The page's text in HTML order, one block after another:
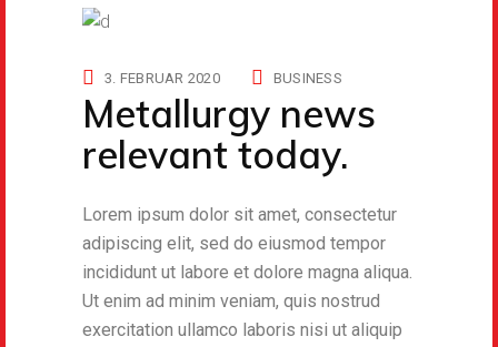
3. FEBRUAR 2020 BUSINESS
Metallurgy news
relevant today.
Lorem ipsum dolor sit amet, consectetur
adipiscing elit, sed do eiusmod tempor
incididunt ut labore et dolore magna aliqua.
Ut enim ad minim veniam, quis nostrud
exercitation ullamco laboris nisi ut aliquip